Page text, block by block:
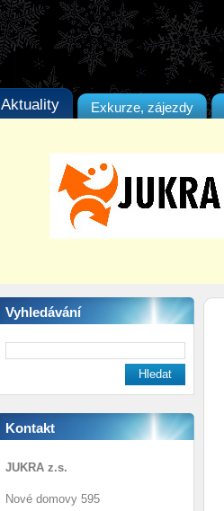
Aktuality Exkurze, zájezdy
Vyhledávání
Kontakt
JUKRA z.s.
Nové domovy 595